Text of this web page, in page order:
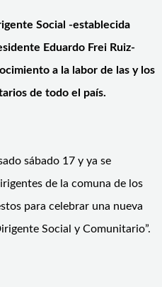
Social -establecida
Eduardo Frei Ruiz-
a la labor de las y los
de todo el país.
sábado 17 y ya se
de la comuna de los
para celebrar una nueva
Social y Comunitario”.